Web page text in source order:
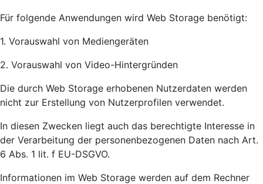
Für folgende Anwendungen wird Web Storage benötigt:
1. Vorauswahl von Mediengeräten
2. Vorauswahl von Video-Hintergründen
Die durch Web Storage erhobenen Nutzerdaten werden
nicht zur Erstellung von Nutzerprofilen verwendet.
In diesen Zwecken liegt auch das berechtigte Interesse in
der Verarbeitung der personenbezogenen Daten nach Art.
6 Abs. 1 lit. f EU-DSGVO.
Informationen im Web Storage werden auf dem Rechner